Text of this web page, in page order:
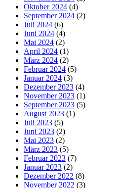
Oktober 2024 (4)
September 2024 (2)
Juli 2024 (6)
Juni 2024 (4)
Mai 2024 (2)
April 2024 (1)
März 2024 (2)
Februar 2024 (5)
Januar 2024 (3)
Dezember 2023 (4)
November 2023 (1)
September 2023 (5)
August 2023 (1)
Juli 2023 (5)
Juni 2023 (2)
Mai 2023 (2)
März 2023 (5)
Februar 2023 (7)
Januar 2023 (2)
Dezember 2022 (8)
November 2022 (3)